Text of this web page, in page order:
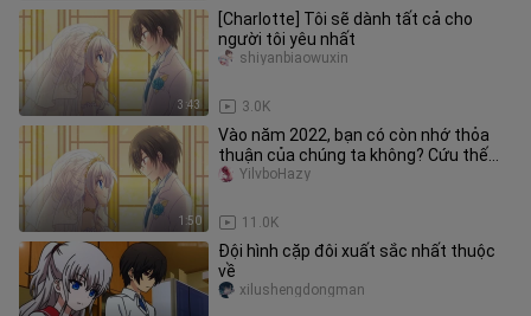
3:43
[Charlotte] Tôi sẽ dành tất cả cho
người tôi yêu nhất
3.0K
shiyanbiaowuxin
1:50
Vào năm 2022, bạn có còn nhớ thỏa
thuận của chúng ta không? Cứu thế
giới, nhưng quên bạn!
11.0K
YilvboHazy
Đội hình cặp đôi xuất sắc nhất thuộc
về
xilushengdongman